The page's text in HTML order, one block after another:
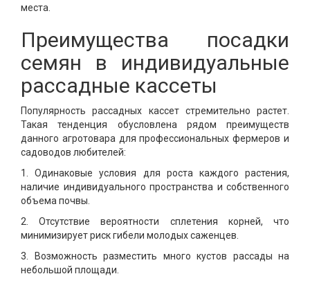
места.
Преимущества посадки
семян в индивидуальные
рассадные кассеты
Популярность рассадных кассет стремительно растет.
Такая тенденция обусловлена рядом преимуществ
данного агротовара для профессиональных фермеров и
садоводов любителей:
1. Одинаковые условия для роста каждого растения,
наличие индивидуального пространства и собственного
объема почвы.
2. Отсутствие вероятности сплетения корней, что
минимизирует риск гибели молодых саженцев.
3. Возможность разместить много кустов рассады на
небольшой площади.